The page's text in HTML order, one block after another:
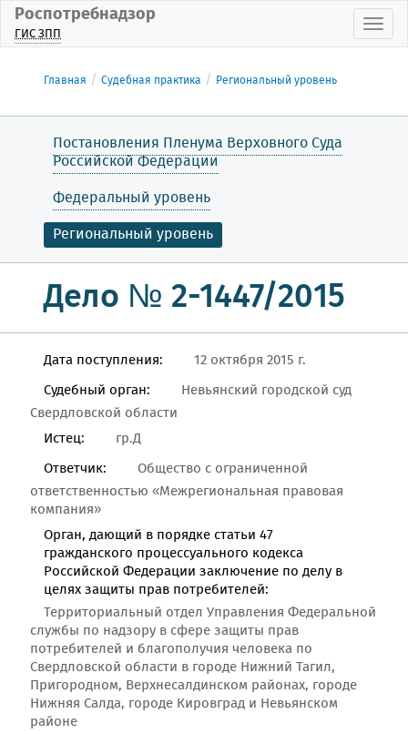
Роспотребнадзор
ГИС ЗПП
Главная Судебная практика Региональный уровень
Постановления Пленума Верховного Суда
Российской Федерации
Федеральный уровень
Региональный уровень
Дело № 2-1447/2015
Дата поступления:
12 октября 2015 г.
Судебный орган:
Невьянский городской суд
Свердловской области
Истец:
гр.Д
Ответчик:
Общество с ограниченной
ответственностью «Межрегиональная правовая
компания»
Орган, дающий в порядке статьи 47
гражданского процессуального кодекса
Российской Федерации заключение по делу в
целях защиты прав потребителей:
Территориальный отдел Управления Федеральной
службы по надзору в сфере защиты прав
потребителей и благополучия человека по
Свердловской области в городе Нижний Тагил,
Пригородном, Верхнесалдинском районах, городе
Нижняя Салда, городе Кировград и Невьянском
районе